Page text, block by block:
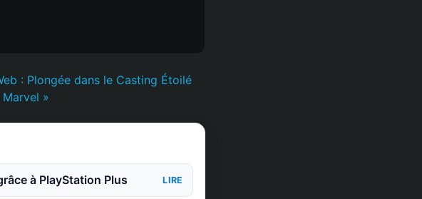
: Plongée dans le Casting Étoilé
»
à PlayStation Plus LIRE